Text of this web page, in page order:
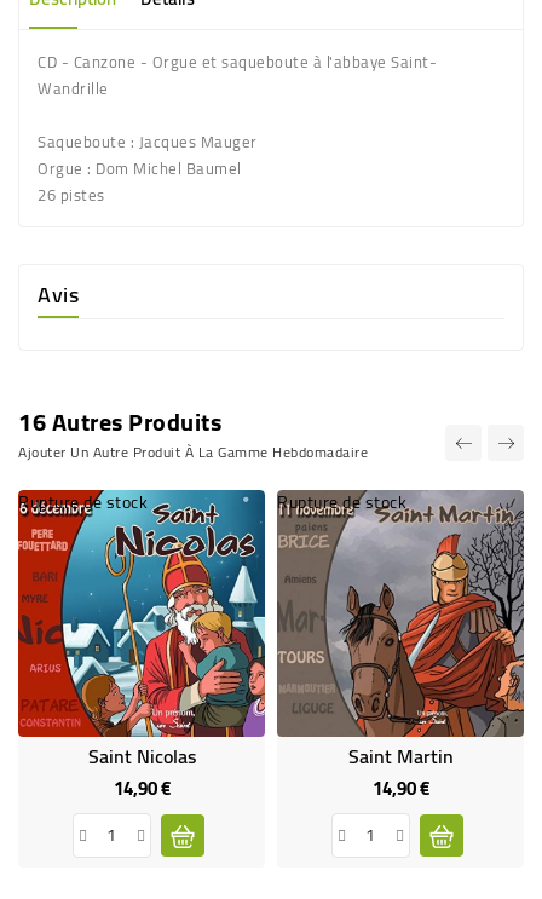
CD - Canzone - Orgue et saqueboute à l'abbaye Saint-
Wandrille
Saqueboute : Jacques Mauger
Orgue : Dom Michel Baumel
26 pistes
Avis
16 Autres Produits
Ajouter Un Autre Produit À La Gamme Hebdomadaire
Rupture de stock
Saint Nicolas
14,90 €Prix
Rupture de stock
Saint Martin
14,90 €Prix